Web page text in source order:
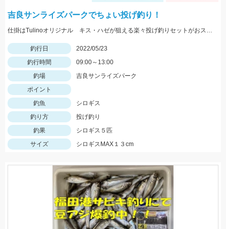
吉良サンライズパークでちょい投げ釣り！
仕掛はTulinoオリジナル キス・ハゼが狙える楽々投げ釣りセットがおススメです！
釣行日
2022/05/23
釣行時間
09:00～13:00
釣場
吉良サンライズパーク
ポイント
釣魚
シロギス
釣り方
投げ釣り
釣果
シロギス５匹
サイズ
シロギスMAX１３cm